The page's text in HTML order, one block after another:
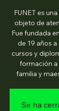
FUNET es
objeto de
Fue fundada
de 19 años
cursos y
formación a
familia y
Se ha